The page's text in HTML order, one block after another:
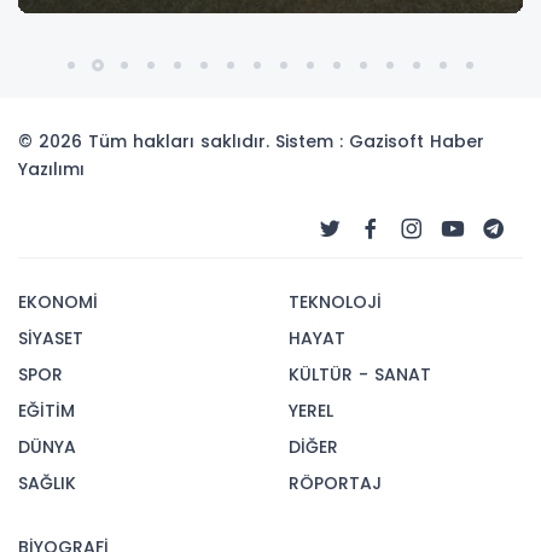
© 2026 Tüm hakları saklıdır. Sistem : Gazisoft Haber
Yazılımı
EKONOMİ
SİYASET
SPOR
EĞİTİM
DÜNYA
SAĞLIK
TEKNOLOJİ
HAYAT
KÜLTÜR - SANAT
YEREL
DİĞER
RÖPORTAJ
BİYOGRAFİ